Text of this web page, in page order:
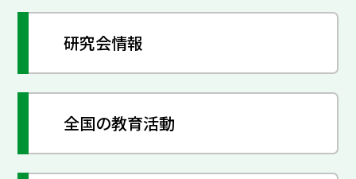
研究会情報
全国の教育活動